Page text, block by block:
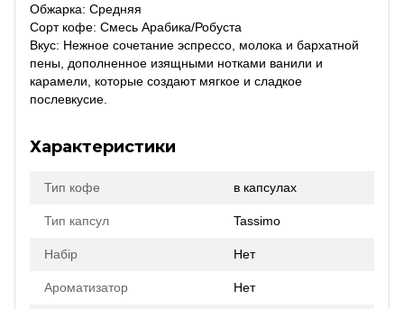
Обжарка: Средняя
Сорт кофе: Смесь Арабика/Робуста
Вкус: Нежное сочетание эспрессо, молока и бархатной
пены, дополненное изящными нотками ванили и
карамели, которые создают мягкое и сладкое
послевкусие.
Характеристики
Тип кофе в капсулах
Тип капсул Tassimo
Набір Нет
Ароматизатор Нет